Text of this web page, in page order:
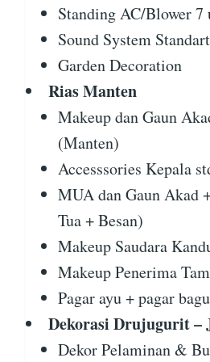
Standing AC/Blower 7
Sound System
Garden Decoration
Rias Manten
Makeup dan Gaun
(Manten)
Accesssories Kepala
MUA dan Gaun Akad
Tua + Besan)
Makeup Saudara
Makeup Penerima
Pagar ayu + pagar
Dekorasi Drujugurit –
Dekor Pelaminan &